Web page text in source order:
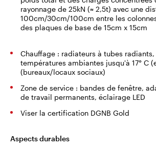
rayonnage de 25kN (≈ 2,5t) avec une
100cm/30cm/100cm entre les
des plaques de base de 15cm x 15cm
Chauffage : radiateurs à tubes
températures ambiantes jusqu'à 17° C
(bureaux/locaux sociaux)
Zone de service : bandes de fenêtre,
de travail permanents, éclairage LED
Viser la certification DGNB Gold
Aspects durables